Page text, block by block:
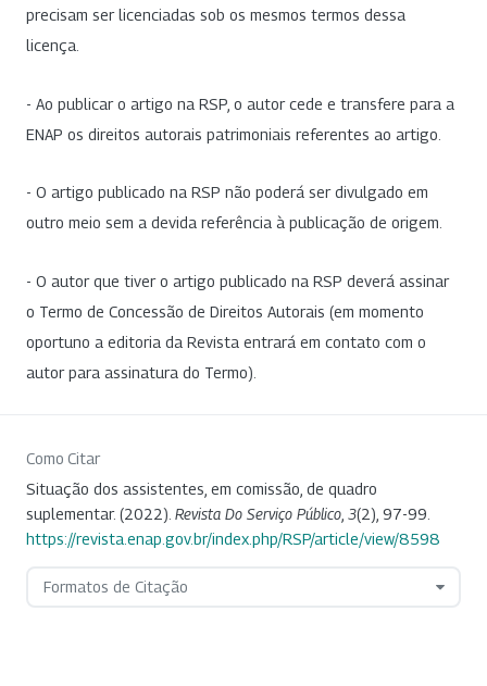
precisam ser licenciadas sob os mesmos termos dessa
licença.
- Ao publicar o artigo na RSP, o autor cede e transfere para a
ENAP os direitos autorais patrimoniais referentes ao artigo.
- O artigo publicado na RSP não poderá ser divulgado em
outro meio sem a devida referência à publicação de origem.
- O autor que tiver o artigo publicado na RSP deverá assinar
o Termo de Concessão de Direitos Autorais (em momento
oportuno a editoria da Revista entrará em contato com o
autor para assinatura do Termo).
Como Citar
Situação dos assistentes, em comissão, de quadro
suplementar. (2022). Revista Do Serviço Público 3(2), 97-99.
https://revista.enap.gov.br/index.php/RSP/article/view/8598
Formatos de Citação